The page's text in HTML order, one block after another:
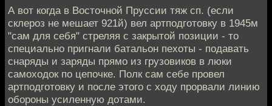
А вот когда в Восточной Пруссии тяж сп. (если
склероз не мешает 921й) вел артподготовку в 1945м
"сам для себя" стреляя с закрытой позиции - то
специально пригнали батальон пехоты - подавать
снаряды и заряды прямо из грузовиков в люки
самоходок по цепочке. Полк сам себе провел
артподготовку и после этого с ходу прорвали линию
обороны усиленную дотами.